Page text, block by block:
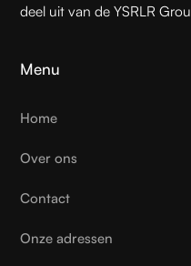
deel uit van de YSRLR
Menu
Home
Over ons
Contact
Onze adressen